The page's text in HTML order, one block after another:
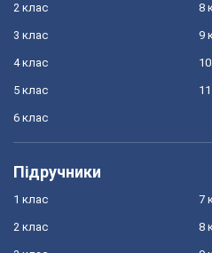
2 клас
3 клас
4 клас
5 клас
6 клас
8
9
Підручники
1 клас
2 клас
7
8